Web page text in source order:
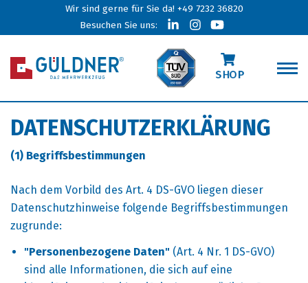
Wir sind gerne für Sie da! +49 7232 36820
Besuchen Sie uns:
SHOP
DATENSCHUTZERKLÄRUNG
(1) Begriffsbestimmungen
Nach dem Vorbild des Art. 4 DS-GVO liegen dieser
Datenschutzhinweise folgende Begriffsbestimmungen
zugrunde:
"Personenbezogene Daten" (Art. 4 Nr. 1 DS-GVO)
sind alle Informationen, die sich auf eine